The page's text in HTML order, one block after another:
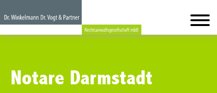
Notare Darmstadt